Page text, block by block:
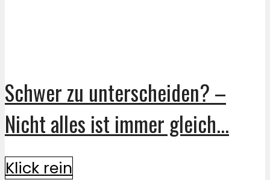
Schwer zu unterscheiden? –
Nicht alles ist immer gleich...
Klick rein